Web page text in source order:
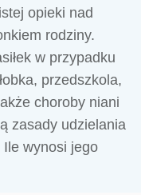
opieki nad
rodziny.
w przypadku
przedszkola,
choroby niani
zasady udzielania
Ile wynosi jego